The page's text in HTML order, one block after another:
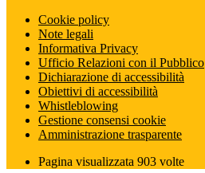
Cookie policy
Note legali
Informativa Privacy
Ufficio Relazioni con il Pubblico
Dichiarazione di accessibilità
Obiettivi di accessibilità
Whistleblowing
Gestione consensi cookie
Amministrazione trasparente
Pagina visualizzata 903 volte